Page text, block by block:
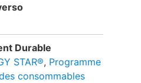
Durable
STAR®, Programme
consommables